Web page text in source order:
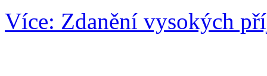
Více: Zdanění vysokých